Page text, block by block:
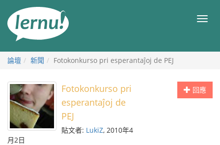
目
論壇 新聞 Fotokonkurso pri esperantaĵoj de PEJ
回應
Fotokonkurso pri
esperantaĵoj de
PEJ
貼文者: LukiZ, 2010年4
月2日